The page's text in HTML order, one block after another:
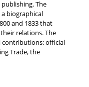
The
biographical
and 1833 that
relations. The
contributions: official
Trade, the